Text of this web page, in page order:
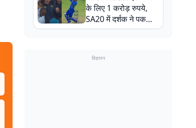
के लिए 1 करोड़ रुपये,
SA20 में दर्शक ने पकड़ा
एक हाथ से गजब का कैच
विज्ञापन